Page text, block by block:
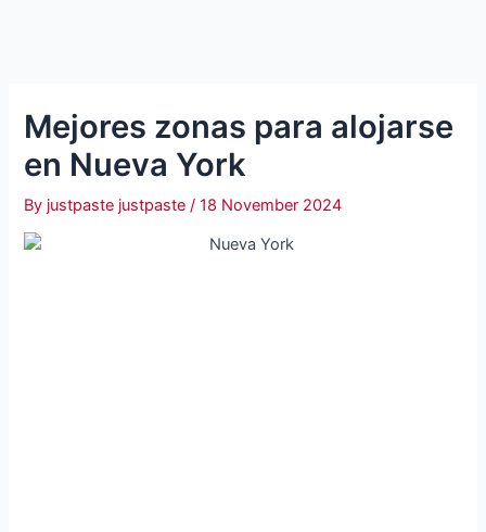
Mejores zonas para alojarse
en Nueva York
By justpaste justpaste/18 November 2024